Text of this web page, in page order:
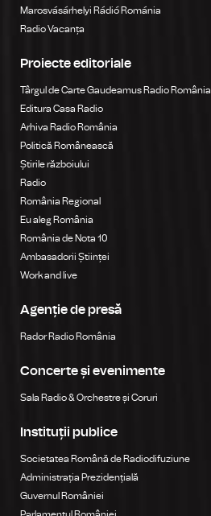
Marosvásárhelyi Rádió Románia
Radio Vacanța
Proiecte editoriale
Târgul de Carte Gaudeamus Radio România
Editura Casa Radio
Arhiva Radio România
Politică Românească
Știrile războiului
Radio
România Regional
Eu aleg România
România de Nota 10
Ambasadorii Științei
Work and live
Agenție de presă
Rador Radio România
Concerte și evenimente
Sala Radio & Orchestre și Coruri
Instituții publice
Societatea Română de Radiodifuziune
Administrația Prezidențială
Guvernul României